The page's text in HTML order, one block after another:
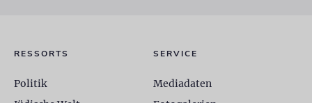
RESSORTS
Politik
SERVICE
Mediadaten